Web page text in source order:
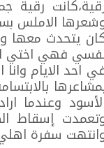
رقية
الاملس
يتحدث معها
فهي اختي
احد الايام
وعندما
إسقاط
سفرة